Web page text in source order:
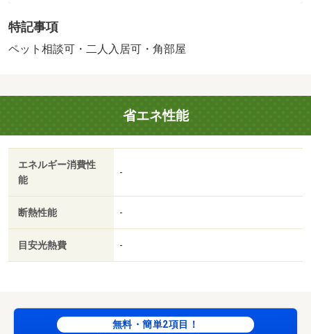
スタッフがお部屋の情報を詳細にお答えいたします。お問
合わせはタウンハウジング浦和店まで♪／バストイレ別／バ
／システムキッチン／角住戸／温水洗浄便座／宅配ボック
ス／ＣＡＴＶ／礼金不要／ＢＳ・ＣＳ／敷金不要／防犯カ
メラ／ペット相談／二人入居相談／南西角住戸／ディンプ
ルキー／ネット使用料不要／保証金不要／南西向き／都市
ガス／敷金・礼金不要／さいたま新都心駅（ＪＲ東日本
東北本線（宇都宮線））（その他）まで８６０ｍ／セブン
ＰＲＯＮＴＯ 大宮区役所店（飲食店）まで３１０ｍ／イ
トーヨーカドー大宮店（スーパー）まで６７０ｍ／ドラッ
グセイムス吉敷店（ドラッグストア）まで７２０ｍ／ヨド
徒歩２５分/賃貸戸数:130戸
特記事項
ペット相談可・二人入居可・角部屋
省エネ性能
エネルギー消費性
能
-
断熱性能 -
目安光熱費 -
無料・簡単2項目！